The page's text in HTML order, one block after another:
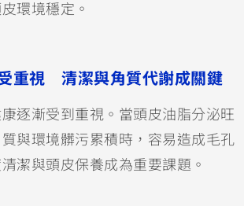
環境穩定。
重視 清潔與角質代謝成關鍵
逐漸受到重視。當頭皮油脂分泌旺
與環境髒污累積時，容易造成毛孔
潔與頭皮保養成為重要課題。